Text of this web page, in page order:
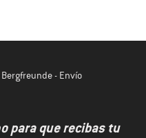
- Envío
para que recibas tu